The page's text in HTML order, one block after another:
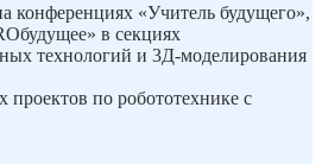
конференциях «Учитель будущего»,
в секциях
технологий и 3Д-моделирования
проектов по робототехнике с